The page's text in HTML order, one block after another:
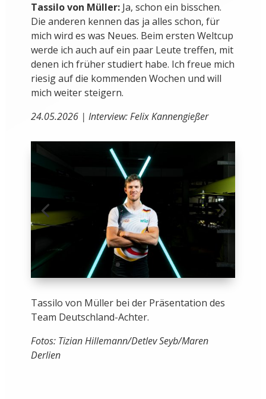
Tassilo von Müller:Ja, schon ein bisschen.
Die anderen kennen das ja alles schon, für
mich wird es was Neues. Beim ersten Weltcup
werde ich auch auf ein paar Leute treffen, mit
denen ich früher studiert habe. Ich freue mich
riesig auf die kommenden Wochen und will
mich weiter steigern.
24.05.2026 | Interview: Felix Kannengießer
Tassilo von Müller bei der Präsentation des
Team Deutschland-Achter.
Fotos: Tizian Hillemann/Detlev Seyb/Maren
Derlien